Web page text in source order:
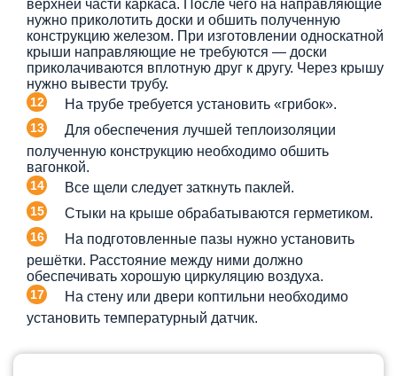
верхней части каркаса. После чего на направляющие
нужно приколотить доски и обшить полученную
конструкцию железом. При изготовлении односкатной
крыши направляющие не требуются — доски
приколачиваются вплотную друг к другу. Через крышу
нужно вывести трубу.
На трубе требуется установить «грибок».
Для обеспечения лучшей теплоизоляции
полученную конструкцию необходимо обшить
вагонкой.
Все щели следует заткнуть паклей.
Стыки на крыше обрабатываются герметиком.
На подготовленные пазы нужно установить
решётки. Расстояние между ними должно
обеспечивать хорошую циркуляцию воздуха.
На стену или двери коптильни необходимо
установить температурный датчик.